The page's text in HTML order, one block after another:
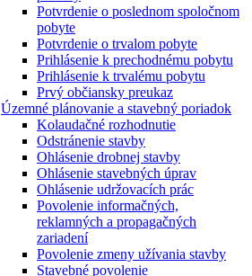
Potvrdenie o poslednom spoločnom
pobyte
Potvrdenie o trvalom pobyte
Prihlásenie k prechodnému pobytu
Prihlásenie k trvalému pobytu
Prvý občiansky preukaz
Územné plánovanie a stavebný poriadok
Kolaudačné rozhodnutie
Odstránenie stavby
Ohlásenie drobnej stavby
Ohlásenie stavebných úprav
Ohlásenie udržovacích prác
Povolenie informačných,
reklamných a propagačných
zariadení
Povolenie zmeny užívania stavby
Stavebné povolenie